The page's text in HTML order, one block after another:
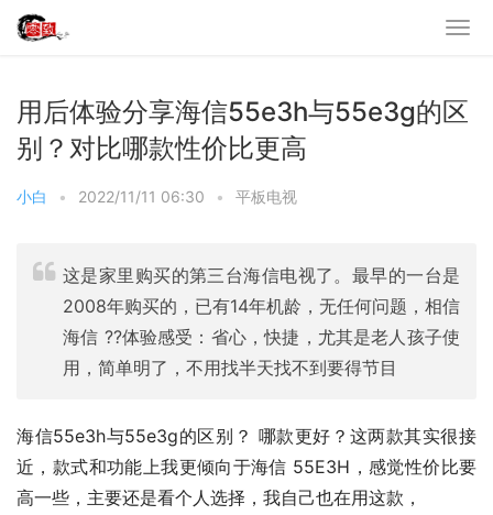
用后体验分享海信55e3h与55e3g的区
别？对比哪款性价比更高
小白 • 2022/11/11 06:30 • 平板电视
这是家里购买的第三台海信电视了。最早的一台是
2008年购买的，已有14年机龄，无任何问题，相信
海信 ??体验感受：省心，快捷，尤其是老人孩子使
用，简单明了，不用找半天找不到要得节目
海信55e3h与55e3g的区别？ 哪款更好？这两款其实很接
近，款式和功能上我更倾向于海信 55E3H，感觉性价比要
高一些，主要还是看个人选择，我自己也在用这款，